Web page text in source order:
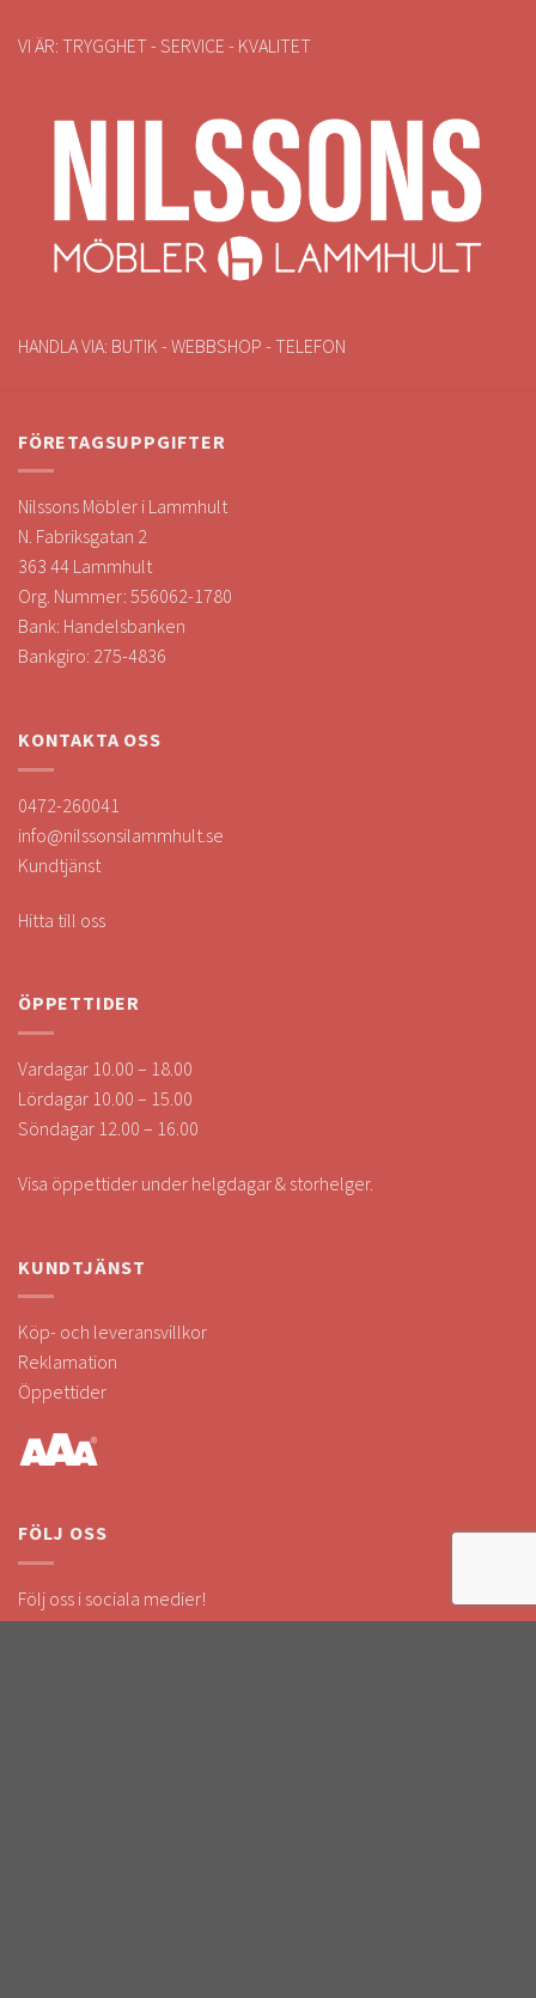
VI ÄR: TRYGGHET - SERVICE - KVALITET
HANDLA VIA: BUTIK - WEBBSHOP - TELEFON
FÖRETAGSUPPGIFTER
Nilssons Möbler i Lammhult
N. Fabriksgatan 2
363 44 Lammhult
Org. Nummer: 556062-1780
Bank: Handelsbanken
Bankgiro: 275-4836
KONTAKTA OSS
0472-260041
info@nilssonsilammhult.se
Kundtjänst
Hitta till oss
ÖPPETTIDER
Vardagar 10.00 – 18.00
Lördagar 10.00 – 15.00
Söndagar 12.00 – 16.00
Visa öppettider under helgdagar & storhelger.
KUNDTJÄNST
Köp- och leveransvillkor
Reklamation
Öppettider
FÖLJ OSS
Följ oss i sociala medier!